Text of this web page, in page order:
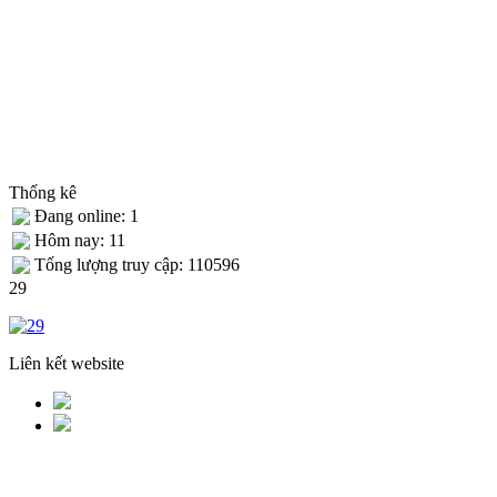
Thống kê
Đang online: 1
Hôm nay: 11
Tống lượng truy cập: 110596
29
Liên kết website